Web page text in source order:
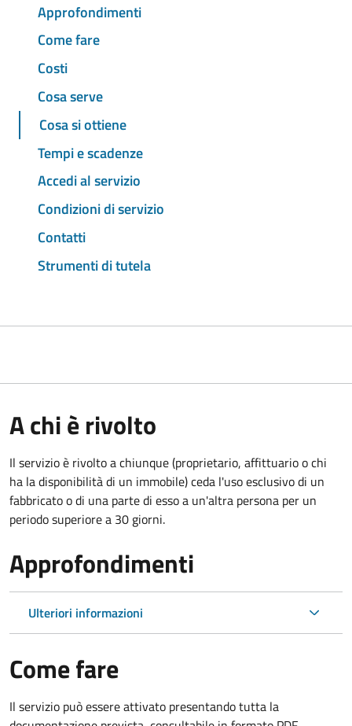
Approfondimenti
Come fare
Costi
Cosa serve
Cosa si ottiene
Tempi e scadenze
Accedi al servizio
Condizioni di servizio
Contatti
Strumenti di tutela
A chi è rivolto
Il servizio è rivolto a chiunque (proprietario, affittuario o chi
ha la disponibilità di un immobile) ceda l'uso esclusivo di un
fabbricato o di una parte di esso a un'altra persona per un
periodo superiore a 30 giorni.
Approfondimenti
Ulteriori informazioni
Come fare
Il servizio può essere attivato presentando tutta la